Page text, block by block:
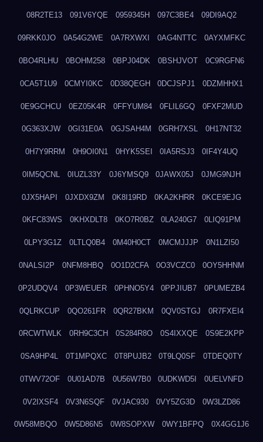
08R2TE13 091V6YQE 0959345H 097C3BE4 09DI9AQ2
09RKK0JO 0A54G2WE 0A7RXWXI 0AG4NTTC 0AYXMFKC
0BO4RLHU 0BOHM258 0BPJ04DK 0BSHJVOT 0C9RGFN6
0CA5T1U9 0CMYI0KC 0D38QEGH 0DCJSPJ1 0DZMHHX1
0E9GCHCU 0EZ05K4R 0FFYUM84 0FLIL6GQ 0FXF2MUD
0G363XJW 0GI31E0A 0GJSAH4M 0GRH7XSL 0H17NT32
0H7Y9RRM 0H9OI0N1 0HYK5SEI 0IA5RSJ3 0IF4Y4UQ
0IM5QCNL 0IUZL33Y 0J6YMSQ9 0JAWX05J 0JMG9NJH
0JX5HAPI 0JXDX9ZM 0K8I19RD 0KA2KHRR 0KCE9EJG
0KFC83WS 0KHXDLT8 0KO7R0BZ 0LA240G7 0LIQ91PM
0LPY3G1Z 0LTLQ0B4 0M40H0CT 0MCMJJJP 0N1LZI50
0NALSI2P 0NFM8HBQ 0O1D2CFA 0O3VCZC0 0OY5HHNM
0P2UDQV4 0P3WEUER 0PHNO5Y4 0PPJIUB7 0PUMEZB4
0QLRKCUP 0QO261FR 0QR27BKM 0QV0STGJ 0R7FXEI4
0RCWTWLK 0RH9C3CH 0S284R8O 0S4IXXQE 0S9E2KPP
0SA9HP4L 0T1MPQXC 0T8PUJB2 0T9LQ0SF 0TDEQ0TY
0TWV72OF 0U01AD7B 0U56W7B0 0UDKWD5I 0UELVNFD
0V2IXSF4 0V3N6SQF 0VJAC930 0VY5ZG3D 0W3LZD86
0W58MBQO 0W5D86N5 0W8SOPXW 0WY1BFPQ 0X4GG1J6